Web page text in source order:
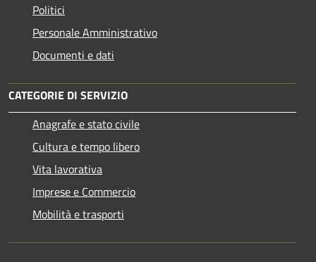
Politici
Personale Amministrativo
Documenti e dati
CATEGORIE DI SERVIZIO
Anagrafe e stato civile
Cultura e tempo libero
Vita lavorativa
Imprese e Commercio
Mobilità e trasporti